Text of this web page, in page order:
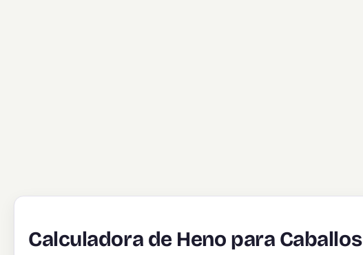
Calculadora de Heno para Caballos